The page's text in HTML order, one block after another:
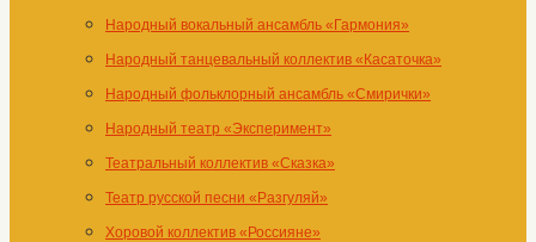
Народный вокальный ансамбль «Гармония»
Народный танцевальный коллектив «Касаточка»
Народный фольклорный ансамбль «Смирички»
Народный театр «Эксперимент»
Театральный коллектив «Сказка»
Театр русской песни «Разгуляй»
Хоровой коллектив «Россияне»